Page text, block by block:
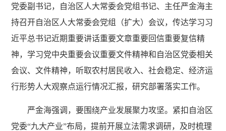
党委副书记，自治区人大常委会党组书记、主任严金海主
持召开自治区人大常委会党组（扩大）会议，传达学习习
近平总书记近期重要讲话重要文章重要回信重要复信精
神，学习党中央重要会议重要文件精神和自治区党委相关
会议、文件精神，听取农村居民收入、社会稳定、经济运
行形势人大观察点运行情况汇报，研究部署落实工作。
严金海强调，要围绕产业发展聚力攻坚。紧扣自治区
党委“九大产业”布局，提前开展立法需求调研，及时梳理